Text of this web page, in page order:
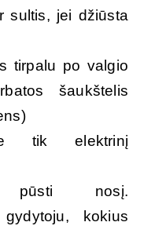
sultis, jei džiūsta
tirpalu po valgio
šaukštelis
tik elektrinį
pūsti nosį.
kokius